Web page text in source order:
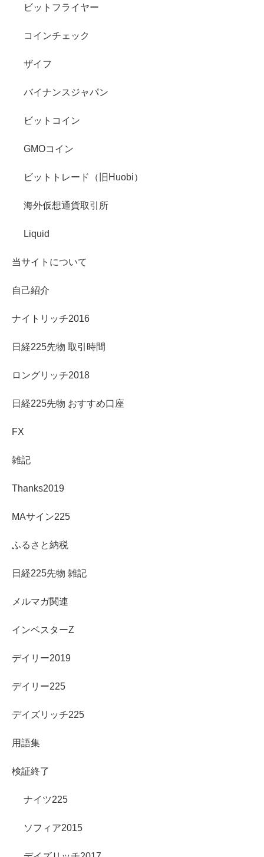
ビットフライヤー
コインチェック
ザイフ
バイナンスジャパン
ビットコイン
GMOコイン
ビットトレード（旧Huobi）
海外仮想通貨取引所
Liquid
当サイトについて
自己紹介
ナイトリッチ2016
日経225先物 取引時間
ロングリッチ2018
日経225先物 おすすめ口座
FX
雑記
Thanks2019
MAサイン225
ふるさと納税
日経225先物 雑記
メルマガ関連
インベスターZ
デイリー2019
デイリー225
デイズリッチ225
用語集
検証終了
ナイツ225
ソフィア2015